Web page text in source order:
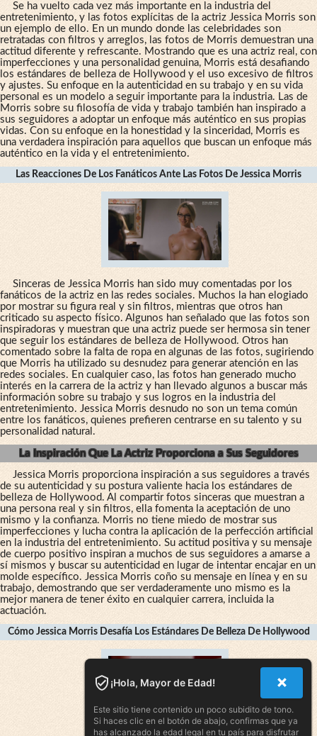
Se ha vuelto cada vez más importante en la industria del
entretenimiento, y las fotos explícitas de la actriz Jessica Morris son
un ejemplo de ello. En un mundo donde las celebridades son
retratadas con filtros y arreglos, las fotos de Morris demuestran una
actitud diferente y refrescante. Mostrando que es una actriz real, con
imperfecciones y una personalidad genuina, Morris está desafiando
los estándares de belleza de Hollywood y el uso excesivo de filtros
y ajustes. Su enfoque en la autenticidad en su trabajo y en su vida
personal es un modelo a seguir importante para la industria. Las de
Morris sobre su filosofía de vida y trabajo también han inspirado a
sus seguidores a adoptar un enfoque más auténtico en sus propias
vidas. Con su enfoque en la honestidad y la sinceridad, Morris es
una verdadera inspiración para aquellos que buscan un enfoque más
auténtico en la vida y el entretenimiento.
Las Reacciones De Los Fanáticos Ante Las Fotos De Jessica Morris
Sinceras de Jessica Morris han sido muy comentadas por los
fanáticos de la actriz en las redes sociales. Muchos la han elogiado
por mostrar su figura real y sin filtros, mientras que otros han
criticado su aspecto físico. Algunos han señalado que las fotos son
inspiradoras y muestran que una actriz puede ser hermosa sin tener
que seguir los estándares de belleza de Hollywood. Otros han
comentado sobre la falta de ropa en algunas de las fotos, sugiriendo
que Morris ha utilizado su desnudez para generar atención en las
redes sociales. En cualquier caso, las fotos han generado mucho
interés en la carrera de la actriz y han llevado algunos a buscar más
información sobre su trabajo y sus logros en la industria del
entretenimiento. Jessica Morris desnudo no son un tema común
entre los fanáticos, quienes prefieren centrarse en su talento y su
personalidad natural.
La Inspiración Que La Actriz Proporciona a Sus Seguidores
Jessica Morris proporciona inspiración a sus seguidores a través
de su autenticidad y su postura valiente hacia los estándares de
belleza de Hollywood. Al compartir fotos sinceras que muestran a
una persona real y sin filtros, ella fomenta la aceptación de uno
mismo y la confianza. Morris no tiene miedo de mostrar sus
imperfecciones y lucha contra la aplicación de la perfección artificial
en la industria del entretenimiento. Su actitud positiva y su mensaje
de cuerpo positivo inspiran a muchos de sus seguidores a amarse a
sí mismos y buscar su autenticidad en lugar de intentar encajar en un
molde específico. Jessica Morris coño su mensaje en línea y en su
trabajo, demostrando que ser verdaderamente uno mismo es la
mejor manera de tener éxito en cualquier carrera, incluida la
actuación.
Cómo Jessica Morris Desafía Los Estándares De Belleza De Hollywood
¡Hola, Mayor de Edad!
Este sitio tiene contenido un poco subidito de tono.
Si haces clic en el botón de abajo, confirmas que ya
has alcanzado la edad legal en tu país para disfrutar